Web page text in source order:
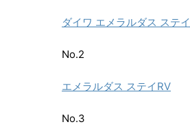
ダイワ エメラルダス ステイ
No.2
エメラルダス ステイRV
No.3